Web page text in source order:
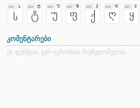
კომენტარები
ეს ფუნქცია ჯერ-ჯერობით მიუწვდომელია